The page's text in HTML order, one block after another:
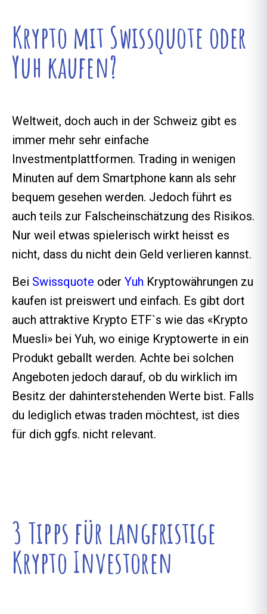
Krypto mit Swissquote oder
Yuh kaufen?
Weltweit, doch auch in der Schweiz gibt es
immer mehr sehr einfache
Investmentplattformen. Trading in wenigen
Minuten auf dem Smartphone kann als sehr
bequem gesehen werden. Jedoch führt es
auch teils zur Falscheinschätzung des Risikos.
Nur weil etwas spielerisch wirkt heisst es
nicht, dass du nicht dein Geld verlieren kannst.
Bei Swissquote oder Yuh Kryptowährungen zu
kaufen ist preiswert und einfach. Es gibt dort
auch attraktive Krypto ETF`s wie das «Krypto
Muesli» bei Yuh, wo einige Kryptowerte in ein
Produkt geballt werden. Achte bei solchen
Angeboten jedoch darauf, ob du wirklich im
Besitz der dahinterstehenden Werte bist. Falls
du lediglich etwas traden möchtest, ist dies
für dich ggfs. nicht relevant.
3 Tipps für langfristige
Krypto Investoren